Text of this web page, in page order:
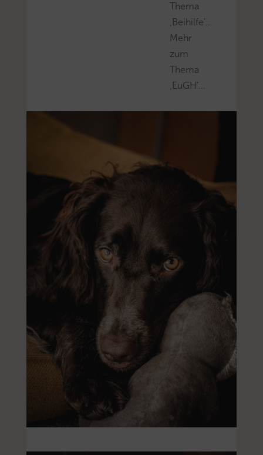
Thema
‚Beihilfe’…
Mehr
zum
Thema
‚EuGH’…